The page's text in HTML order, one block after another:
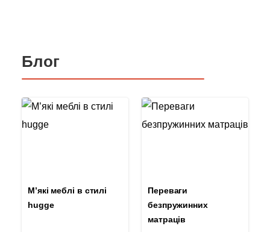
Блог
М’які меблі в стилі
hugge
Переваги
безпружинних
матраців